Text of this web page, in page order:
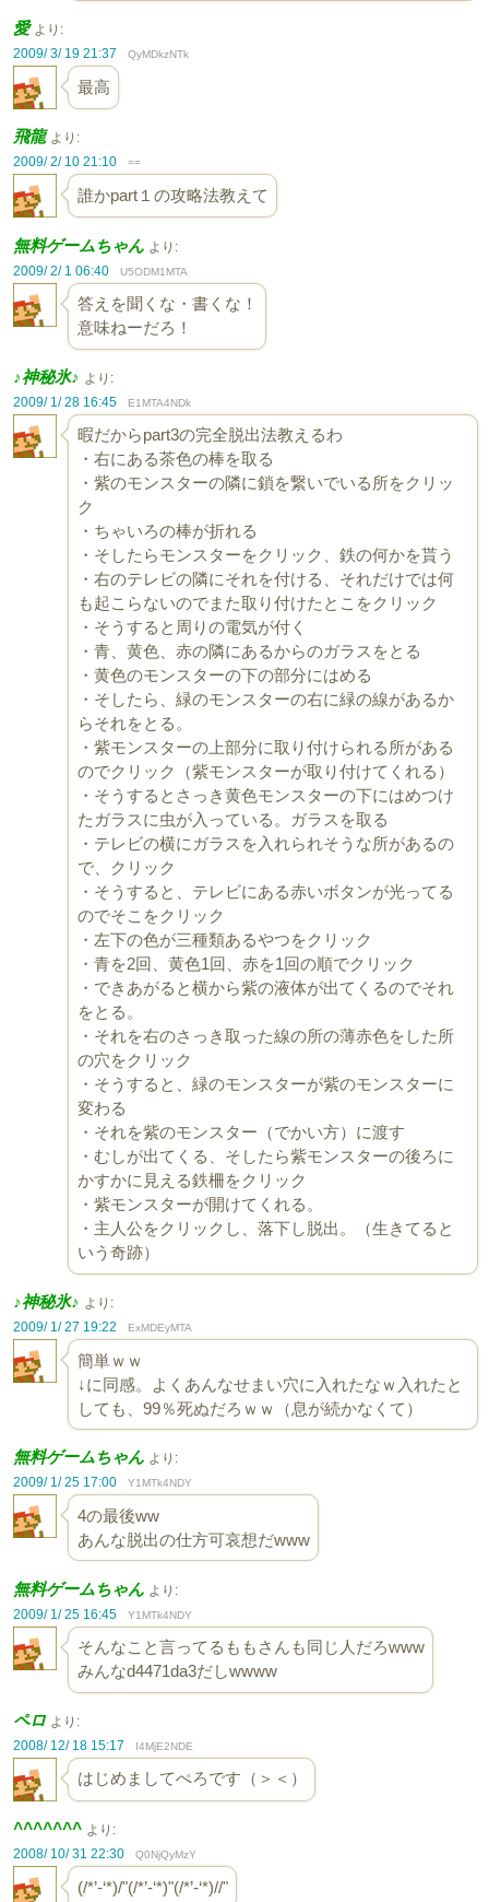
愛 より:
2009/ 3/ 19 21:37
QyMDkzNTk
最高
飛龍 より:
2009/ 2/ 10 21:10
==
誰かpart１の攻略法教えて
無料ゲームちゃん より:
2009/ 2/ 1 06:40
U5ODM1MTA
答えを聞くな・書くな！
意味ねーだろ！
♪神秘氷♪ より:
2009/ 1/ 28 16:45
E1MTA4NDk
暇だからpart3の完全脱出法教えるわ
・右にある茶色の棒を取る
・紫のモンスターの隣に鎖を繋いでいる所をクリッ
ク
・ちゃいろの棒が折れる
・そしたらモンスターをクリック、鉄の何かを貰う
・右のテレビの隣にそれを付ける、それだけでは何
も起こらないのでまた取り付けたとこをクリック
・そうすると周りの電気が付く
・青、黄色、赤の隣にあるからのガラスをとる
・黄色のモンスターの下の部分にはめる
・そしたら、緑のモンスターの右に緑の線があるか
らそれをとる。
・紫モンスターの上部分に取り付けられる所がある
のでクリック（紫モンスターが取り付けてくれる）
・そうするとさっき黄色モンスターの下にはめつけ
たガラスに虫が入っている。ガラスを取る
・テレビの横にガラスを入れられそうな所があるの
で、クリック
・そうすると、テレビにある赤いボタンが光ってる
のでそこをクリック
・左下の色が三種類あるやつをクリック
・青を2回、黄色1回、赤を1回の順でクリック
・できあがると横から紫の液体が出てくるのでそれ
をとる。
・それを右のさっき取った線の所の薄赤色をした所
の穴をクリック
・そうすると、緑のモンスターが紫のモンスターに
変わる
・それを紫のモンスター（でかい方）に渡す
・むしが出てくる、そしたら紫モンスターの後ろに
かすかに見える鉄柵をクリック
・紫モンスターが開けてくれる。
・主人公をクリックし、落下し脱出。（生きてると
いう奇跡）
♪神秘氷♪ より:
2009/ 1/ 27 19:22
ExMDEyMTA
簡単ｗｗ
↓に同感。よくあんなせまい穴に入れたなｗ入れたと
しても、99％死ぬだろｗｗ（息が続かなくて）
無料ゲームちゃん より:
2009/ 1/ 25 17:00
Y1MTk4NDY
4の最後ww
あんな脱出の仕方可哀想だwww
無料ゲームちゃん より:
2009/ 1/ 25 16:45
Y1MTk4NDY
そんなこと言ってるももさんも同じ人だろwww
みんなd4471da3だしwwww
ペロ より:
2008/ 12/ 18 15:17
I4MjE2NDE
はじめましてぺろです（＞＜）
^^^^^^^ より:
2008/ 10/ 31 22:30
Q0NjQyMzY
(/*’-‘*)/"(/*’-‘*)"(/*’-‘*)//"